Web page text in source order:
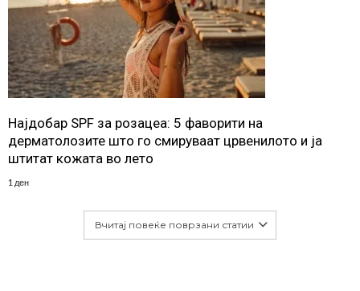
Најдобар SPF за розацеа: 5 фаворити на
дерматолозите што го смируваат црвенилото и ја
штитат кожата во лето
1 ден
Вчитај повеќе поврзани статии